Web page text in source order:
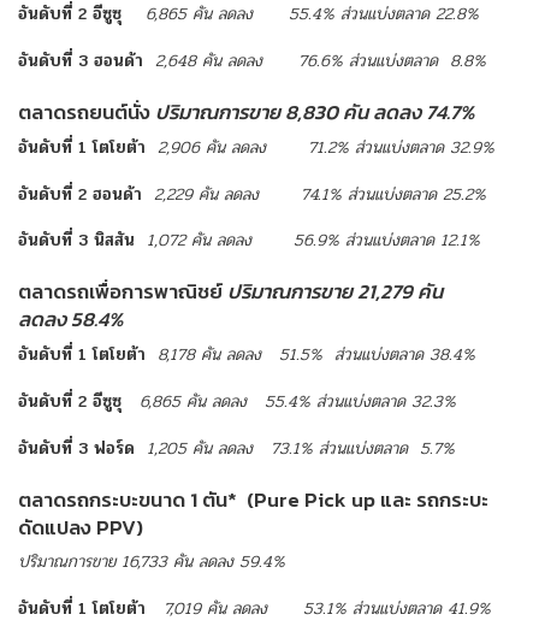
อันดับที่ 2 อีซูซุ 6,865 คัน ลดลง55.4% ส่วนแบ่งตลาด22.8%
อันดับที่ 3 ฮอนด้า 2,648 คัน ลดลง 76.6% ส่วนแบ่งตลาด 8.8%
ตลาดรถยนต์นั่ง ปริมาณการขาย 8,830 คัน ลดลง 74.7%
อันดับที่ 1โตโยต้า 2,906 คัน ลดลง 71.2% ส่วนแบ่งตลาด 32.9%
อันดับที่ 2 ฮอนด้า 2,229 คัน ลดลง 74.1% ส่วนแบ่งตลาด25.2%
อันดับที่ 3 นิสสัน 1,072 คัน ลดลง 56.9% ส่วนแบ่งตลาด 12.1%
ตลาดรถเพื่อการพาณิชย์ ปริมาณการขาย 21,279 คัน
ลดลง 58.4%
อันดับที่ 1โตโยต้า 8,178 คัน ลดลง 51.5% ส่วนแบ่งตลาด 38.4%
อันดับที่ 2 อีซูซุ 6,865 คัน ลดลง 55.4% ส่วนแบ่งตลาด 32.3%
อันดับที่ 3 ฟอร์ด 1,205 คัน ลดลง 73.1% ส่วนแบ่งตลาด 5.7%
ตลาดรถกระบะขนาด 1 ตัน* (Pure Pick up และ รถกระบะ
ดัดแปลง PPV)
ปริมาณการขาย16,733 คันลดลง59.4%
อันดับที่ 1โตโยต้า 7,019 คัน ลดลง 53.1% ส่วนแบ่งตลาด 41.9%